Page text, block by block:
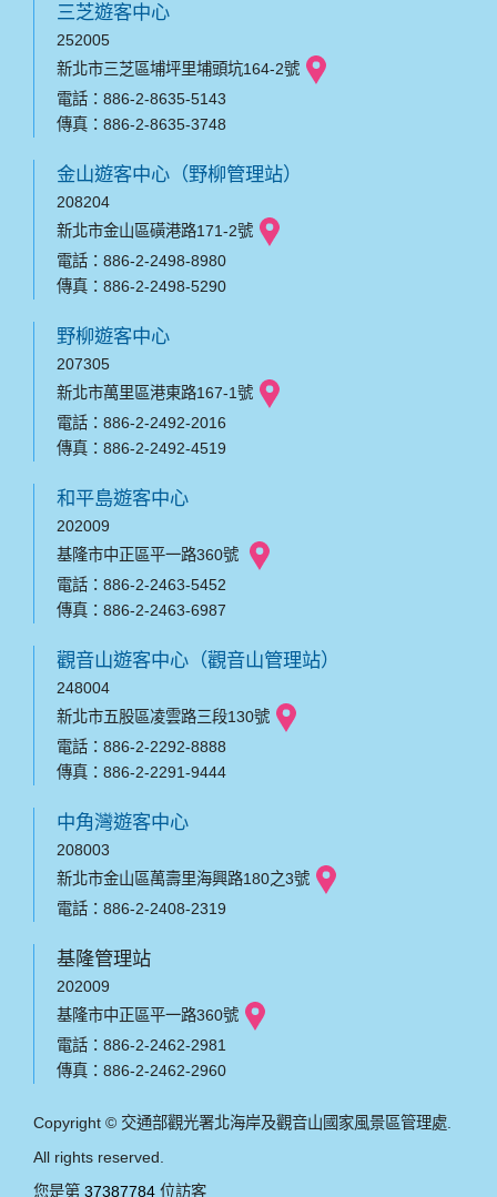
三芝遊客中心
252005
新北市三芝區埔坪里埔頭坑164-2號
電話：886-2-8635-5143
傳真：886-2-8635-3748
金山遊客中心（野柳管理站）
208204
新北市金山區磺港路171-2號
電話：886-2-2498-8980
傳真：886-2-2498-5290
野柳遊客中心
207305
新北市萬里區港東路167-1號
電話：886-2-2492-2016
傳真：886-2-2492-4519
和平島遊客中心
202009
基隆市中正區平一路360號
電話：886-2-2463-5452
傳真：886-2-2463-6987
觀音山遊客中心（觀音山管理站）
248004
新北市五股區凌雲路三段130號
電話：886-2-2292-8888
傳真：886-2-2291-9444
中角灣遊客中心
208003
新北市金山區萬壽里海興路180之3號
電話：886-2-2408-2319
基隆管理站
202009
基隆市中正區平一路360號
電話：886-2-2462-2981
傳真：886-2-2462-2960
Copyright © 交通部觀光署北海岸及觀音山國家風景區管理處.
All rights reserved.
您是第 37387784 位訪客